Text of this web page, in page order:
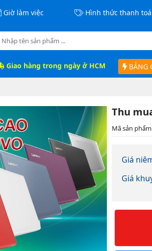
Giờ làm việc Hình thức thanh
Giao hàng trong ngày ở HCM BẢNG
Thu
Mã sản
Giá
Giá